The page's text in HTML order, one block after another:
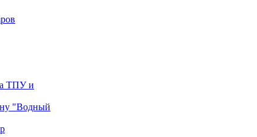
ТПУ и
"Водный